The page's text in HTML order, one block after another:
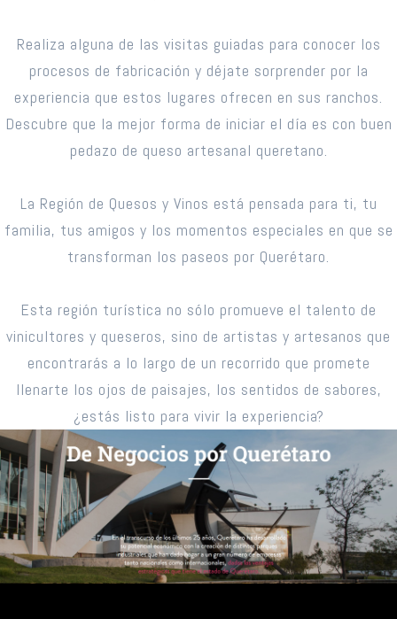
Realiza alguna de las visitas guiadas para conocer los
procesos de fabricación y déjate sorprender por la
experiencia que estos lugares ofrecen en sus ranchos.
Descubre que la mejor forma de iniciar el día es con buen
pedazo de queso artesanal queretano.
La Región de Quesos y Vinos está pensada para ti, tu
familia, tus amigos y los momentos especiales en que se
transforman los paseos por Querétaro.
Esta región turística no sólo promueve el talento de
vinicultores y queseros, sino de artistas y artesanos que
encontrarás a lo largo de un recorrido que promete
llenarte los ojos de paisajes, los sentidos de sabores,
¿estás listo para vivir la experiencia?